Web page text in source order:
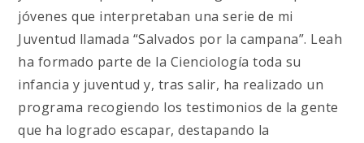
jóvenes que interpretaban una serie de mi
Juventud llamada “Salvados por la campana”. Leah
ha formado parte de la Cienciología toda su
infancia y juventud y, tras salir, ha realizado un
programa recogiendo los testimonios de la gente
que ha logrado escapar, destapando la